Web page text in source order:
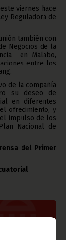
viernes hace
Reguladora de
también con
Negocios de la
en Malabo,
entre los
de la compañía
su deseo de
en diferentes
ofrecimiento, y
el impulso de los
Nacional de
del Primer